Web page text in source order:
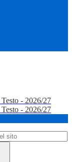
- 2026/27
- 2026/27